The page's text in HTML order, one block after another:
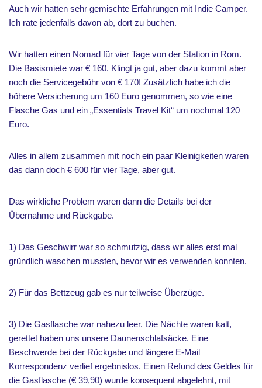
Auch wir hatten sehr gemischte Erfahrungen mit Indie Camper.
Ich rate jedenfalls davon ab, dort zu buchen.
Wir hatten einen Nomad für vier Tage von der Station in Rom.
Die Basismiete war € 160. Klingt ja gut, aber dazu kommt aber
noch die Servicegebühr von € 170! Zusätzlich habe ich die
höhere Versicherung um 160 Euro genommen, so wie eine
Flasche Gas und ein „Essentials Travel Kit“ um nochmal 120
Euro.
Alles in allem zusammen mit noch ein paar Kleinigkeiten waren
das dann doch € 600 für vier Tage, aber gut.
Das wirkliche Problem waren dann die Details bei der
Übernahme und Rückgabe.
1) Das Geschwirr war so schmutzig, dass wir alles erst mal
gründlich waschen mussten, bevor wir es verwenden konnten.
2) Für das Bettzeug gab es nur teilweise Überzüge.
3) Die Gasflasche war nahezu leer. Die Nächte waren kalt,
gerettet haben uns unsere Daunenschlafsäcke. Eine
Beschwerde bei der Rückgabe und längere E-Mail
Korrespondenz verlief ergebnislos. Einen Refund des Geldes für
die Gasflasche (€ 39,90) wurde konsequent abgelehnt, mit